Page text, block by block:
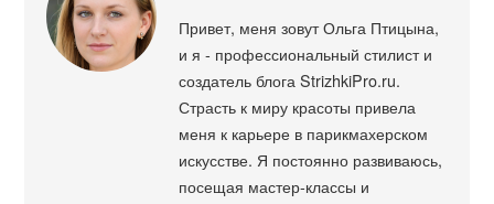
Привет, меня зовут Ольга Птицына,
и я - профессиональный стилист и
создатель блога StrizhkiPro.ru.
Страсть к миру красоты привела
меня к карьере в парикмахерском
искусстве. Я постоянно развиваюсь,
посещая мастер-классы и